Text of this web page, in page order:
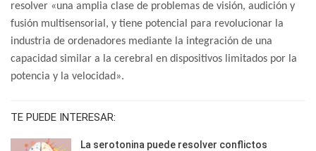
resolver «una amplia clase de problemas de visión, audición y
fusión multisensorial, y tiene potencial para revolucionar la
industria de ordenadores mediante la integración de una
capacidad similar a la cerebral en dispositivos limitados por la
potencia y la velocidad».
TE PUEDE INTERESAR:
La serotonina puede resolver conflictos